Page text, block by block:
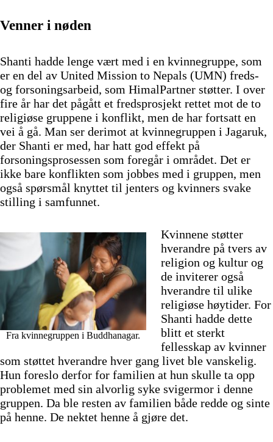
Venner i nøden
Shanti hadde lenge vært med i en kvinnegruppe, som
er en del av United Mission to Nepals (UMN) freds-
og forsoningsarbeid, som HimalPartner støtter. I over
fire år har det pågått et fredsprosjekt rettet mot de to
religiøse gruppene i konflikt, men de har fortsatt en
vei å gå. Man ser derimot at kvinnegruppen i Jagaruk,
der Shanti er med, har hatt god effekt på
forsoningsprosessen som foregår i området. Det er
ikke bare konflikten som jobbes med i gruppen, men
også spørsmål knyttet til jenters og kvinners svake
stilling i samfunnet.
Fra kvinnegruppen i Buddhanagar.
Kvinnene støtter
hverandre på tvers av
religion og kultur og
de inviterer også
hverandre til ulike
religiøse høytider. For
Shanti hadde dette
blitt et sterkt
fellesskap av kvinner
som støttet hverandre hver gang livet ble vanskelig.
Hun foreslo derfor for familien at hun skulle ta opp
problemet med sin alvorlig syke svigermor i denne
gruppen. Da ble resten av familien både redde og sinte
på henne. De nektet henne å gjøre det.